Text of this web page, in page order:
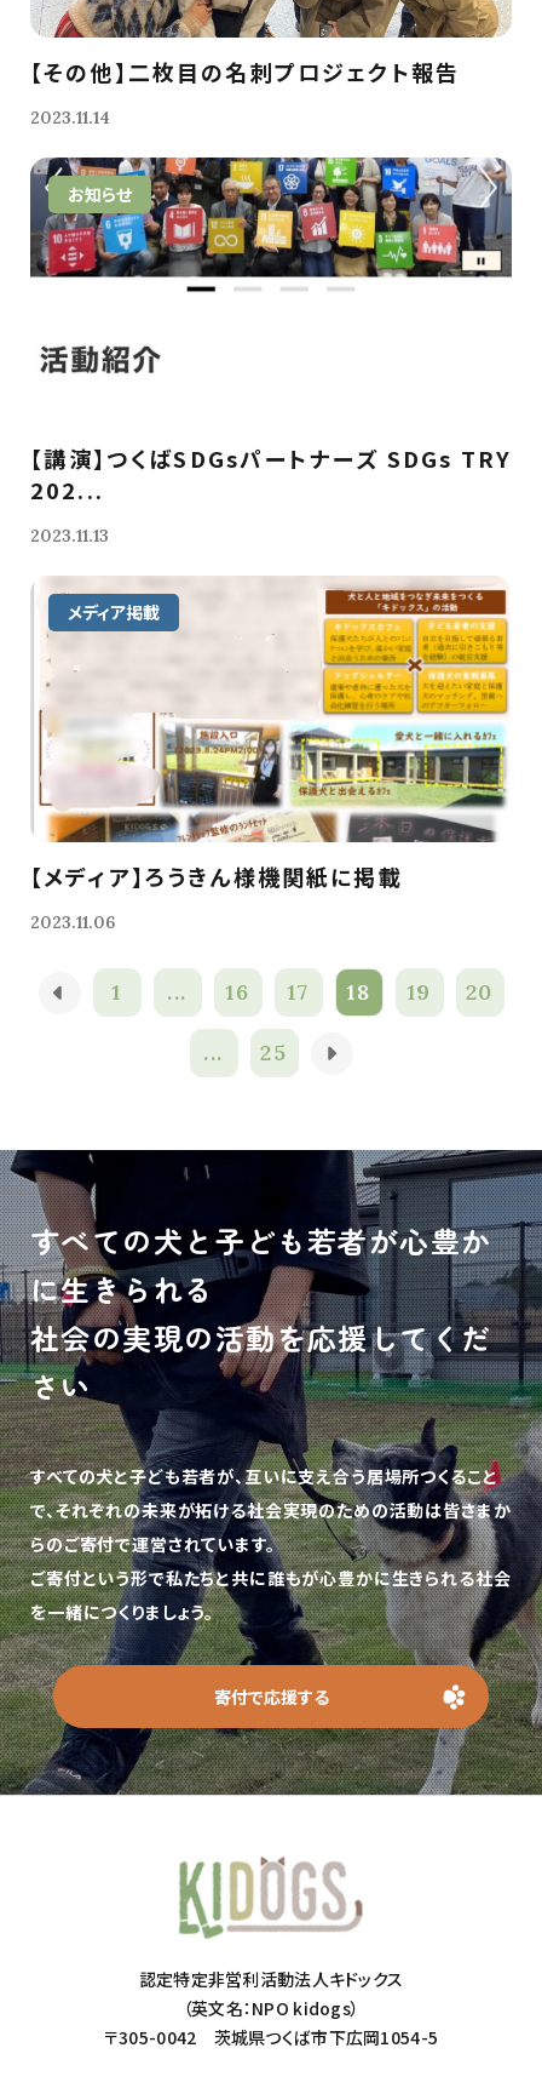
【その他】二枚目の名刺プロジェクト報告
2023.11.14
お知らせ
【講演】つくばSDGsパートナーズ SDGs TRY
202...
2023.11.13
メディア掲載
【メディア】ろうきん様機関紙に掲載
2023.11.06
1 ... 16 17 18 19 20
... 25
すべての犬と子ども若者が心豊か
に生きられる
社会の実現の活動を応援してくだ
さい
すべての犬と子ども若者が、互いに支え合う居場所つくること
で、それぞれの未来が拓ける社会実現のための活動は皆さまか
らのご寄付で運営されています。
ご寄付という形で私たちと共に誰もが心豊かに生きられる社会
を一緒につくりましょう。
寄付で応援する
認定特定非営利活動法人キドックス
（英文名：NPO kidogs）
〒305-0042 茨城県つくば市下広岡1054-5